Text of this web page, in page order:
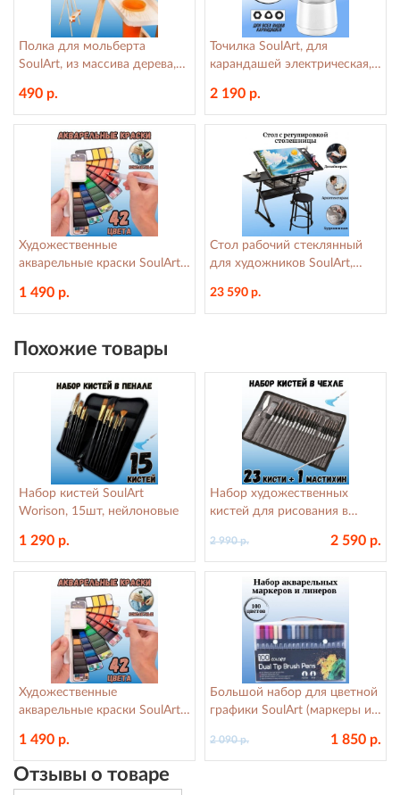
Полка для мольберта
SoulArt, из массива дерева,
490 р.
Точилка SoulArt, для
карандашей электрическая, с
2 190 р.
Художественные
акварельные краски SoulArt,
1 490 р.
Стол рабочий стеклянный
для художников SoulArt,
23 590 р.
Похожие товары
Набор кистей SoulArt
Worison, 15шт, нейлоновые
1 290 р.
Набор художественных
кистей для рисования в
мастихин, нейлон
2 590 р.
2 990 р.
Художественные
акварельные краски SoulArt,
1 490 р.
Большой набор для цветной
графики SoulArt (маркеры и
1 850 р.
2 090 р.
Отзывы о товаре